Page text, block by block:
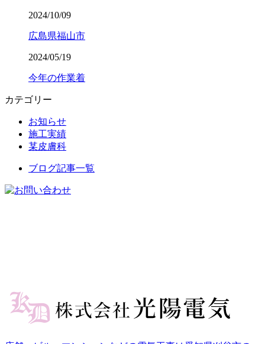
2024/10/09
広島県福山市
2024/05/19
今年の作業着
カテゴリー
お知らせ
施工実績
某皮膚科
ブログ記事一覧